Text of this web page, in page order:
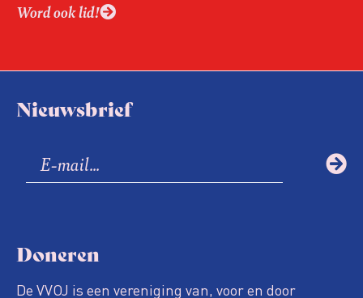
Word ook lid!
Nieuwsbrief
Doneren
De VVOJ is een vereniging van, voor en door